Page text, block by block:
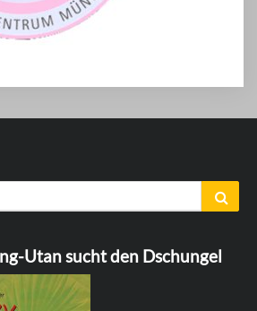
Utan sucht den Dschungel